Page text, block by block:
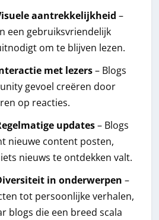
aantrekkelijkheid–
een gebruiksvriendelijk
om te blijven lezen.
met lezers– Blogs
gevoel creëren door
op reacties.
updates– Blogs
nieuwe content posten,
nieuws te ontdekken valt.
in onderwerpen –
tot persoonlijke verhalen,
blogs die een breed scala